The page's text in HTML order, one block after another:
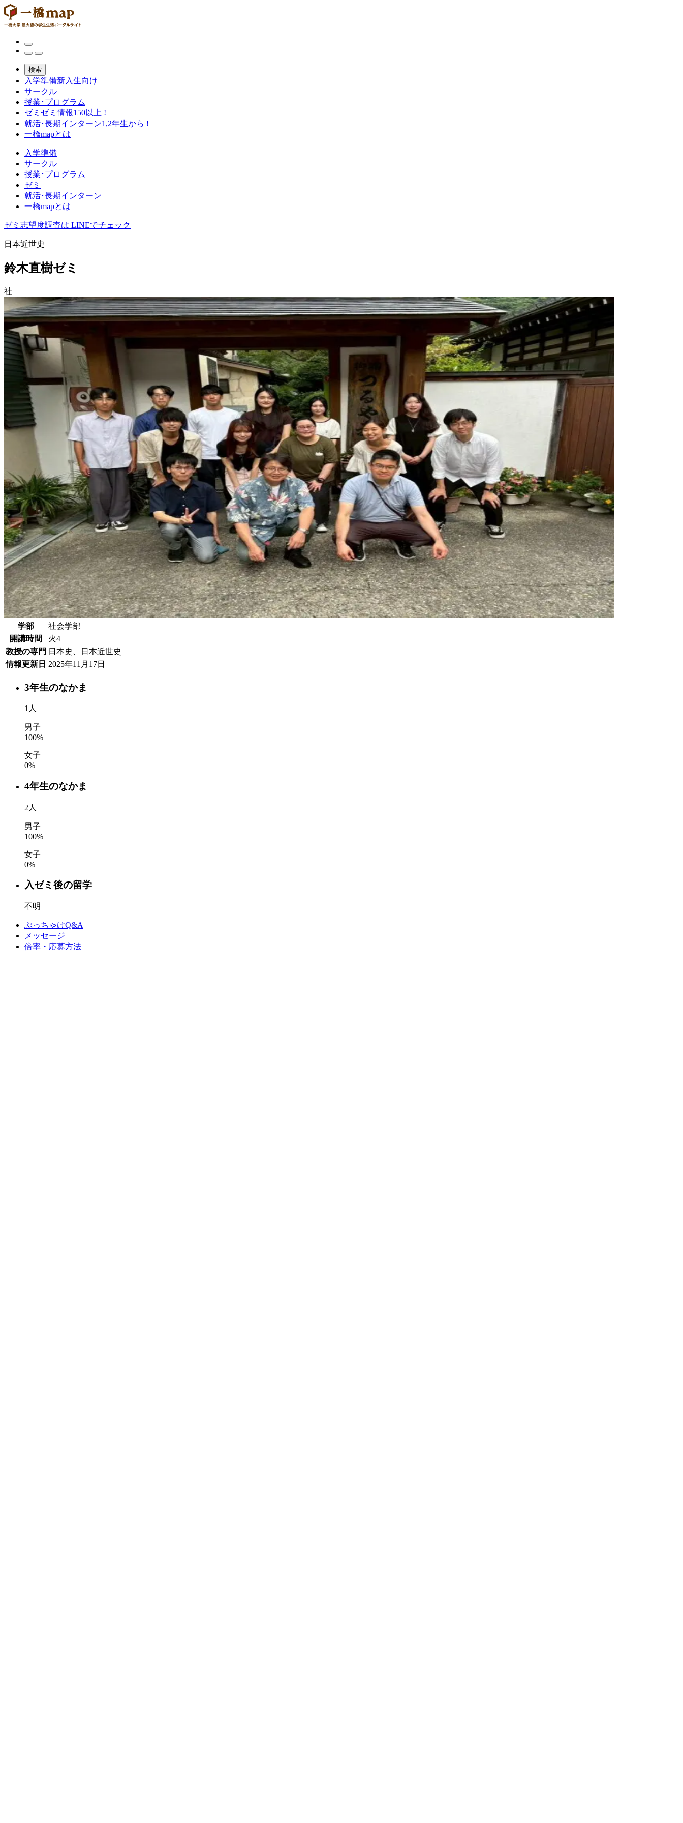
検索
入学準備新入生向け
サークル
授業･プログラム
ゼミ ゼミ情報150以上 !
就活･長期インターン1,2年生から !
一橋mapとは
入学準備
サークル
授業･プログラム
ゼミ
就活･長期インターン
一橋mapとは
ゼミ志望度調査は LINEでチェック
日本近世史
鈴木直樹ゼミ
社
学部
社会学部
開講時間
火4
教授の専門 日本史、日本近世史
情報更新日 2025年11月17日
3年生のなかま
1 人
男子
100%
女子
0%
4年生のなかま
2 人
男子
100%
女子
0%
入ゼミ後の留学
不明
ぶっちゃけQ&A
メッセージ
倍率・応募方法